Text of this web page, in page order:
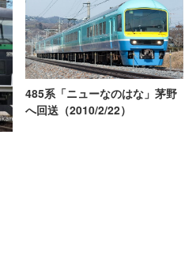
485系「ニューなのはな」茅野
へ回送（2010/2/22）